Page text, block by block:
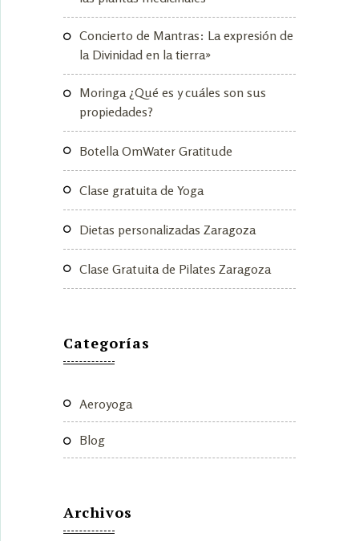
Concierto de Mantras: La expresión de
la Divinidad en la tierra»
Moringa ¿Qué es y cuáles son sus
propiedades?
Botella OmWater Gratitude
Clase gratuita de Yoga
Dietas personalizadas Zaragoza
Clase Gratuita de Pilates Zaragoza
Categorías
Aeroyoga
Blog
Archivos